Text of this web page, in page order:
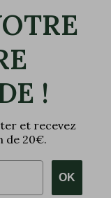
!
et recevez
de 20€.
OK